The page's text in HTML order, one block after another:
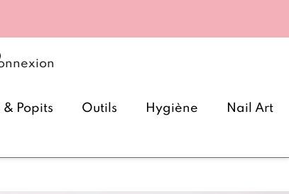
& Popits Outils Hygiène Nail Art